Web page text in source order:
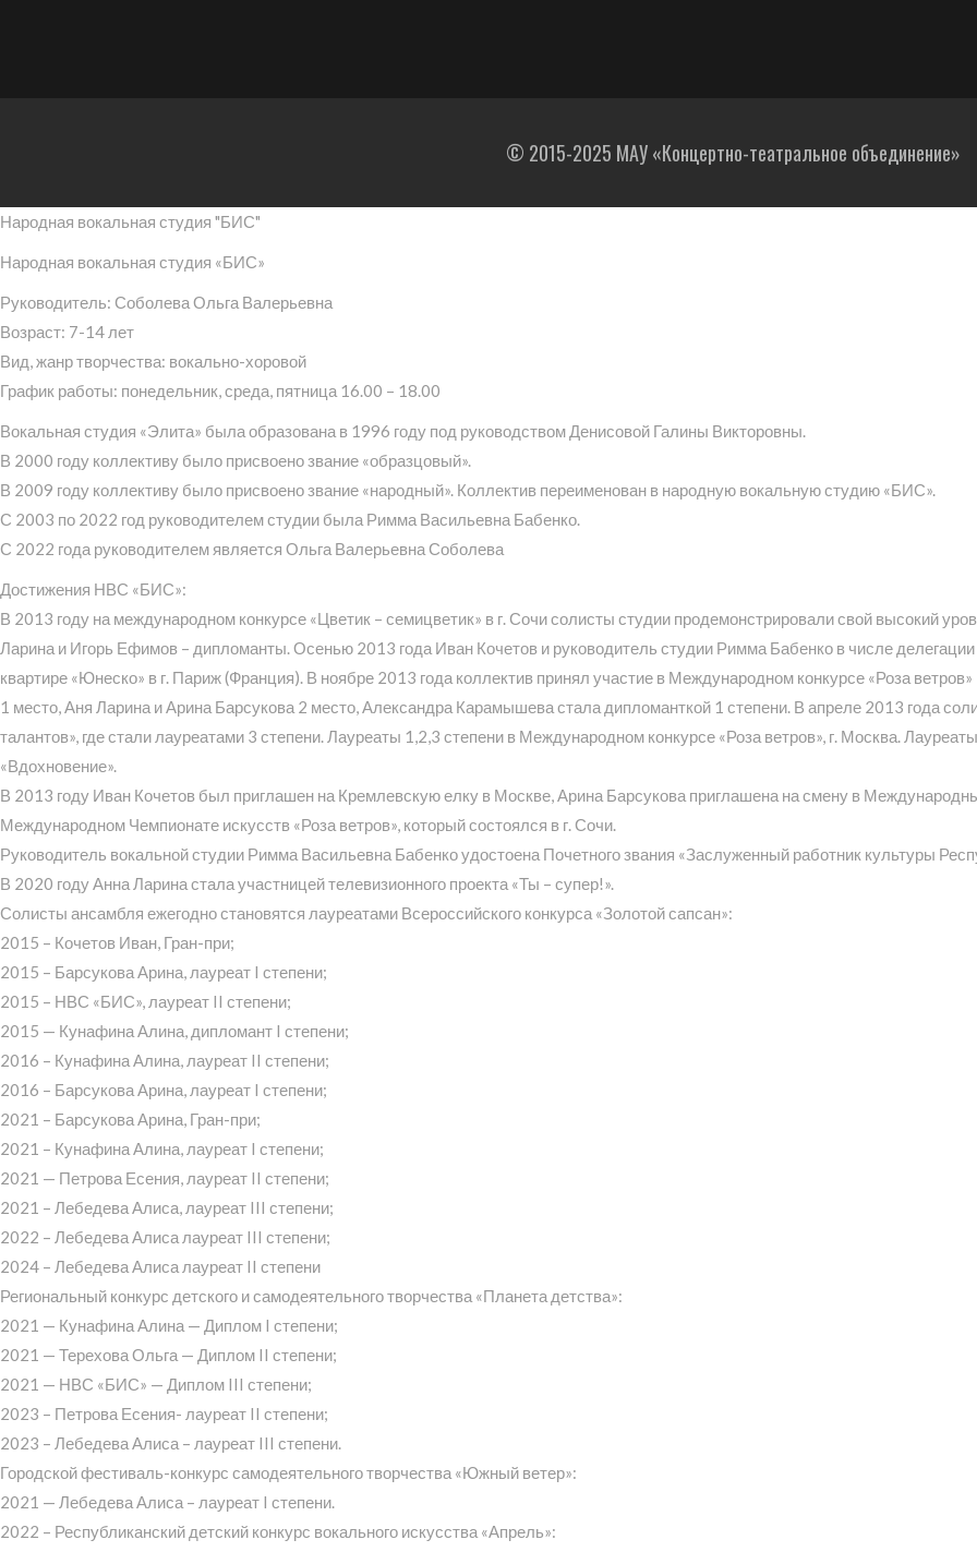
© 2015-2025 МАУ «Концертно-театральное объединение»
Народная вокальная студия "БИС"
Народная вокальная студия «БИС»
Руководитель: Соболева Ольга Валерьевна
Возраст: 7-14 лет
Вид, жанр творчества: вокально-хоровой
График работы: понедельник, среда, пятница 16.00 – 18.00
Вокальная студия «Элита» была образована в 1996 году под руководством Денисовой Галины Викторовны.
В 2000 году коллективу было присвоено звание «образцовый».
В 2009 году коллективу было присвоено звание «народный». Коллектив переименован в народную вокальную студию «БИС».
С 2003 по 2022 год руководителем студии была Римма Васильевна Бабенко.
С 2022 года руководителем является Ольга Валерьевна Соболева
Достижения НВС «БИС»:
В 2013 году на международном конкурсе «Цветик – семицветик» в г. Сочи солисты студии продемонстрировали свой высокий
Ларина и Игорь Ефимов – дипломанты. Осенью 2013 года Иван Кочетов и руководитель студии Римма Бабенко в числе
квартире «Юнеско» в г. Париж (Франция). В ноябре 2013 года коллектив принял участие в Международном конкурсе «Роза
1 место, Аня Ларина и Арина Барсукова 2 место, Александра Карамышева стала дипломанткой 1 степени. В апреле 2013 года
талантов», где стали лауреатами 3 степени. Лауреаты 1,2,3 степени в Международном конкурсе «Роза ветров», г. Москва.
«Вдохновение».
В 2013 году Иван Кочетов был приглашен на Кремлевскую елку в Москве, Арина Барсукова приглашена на смену в
Международном Чемпионате искусств «Роза ветров», который состоялся в г. Сочи.
Руководитель вокальной студии Римма Васильевна Бабенко удостоена Почетного звания «Заслуженный работник культуры
В 2020 году Анна Ларина стала участницей телевизионного проекта «Ты – супер!».
Солисты ансамбля ежегодно становятся лауреатами Всероссийского конкурса «Золотой сапсан»:
2015 – Кочетов Иван, Гран-при;
2015 – Барсукова Арина, лауреат I степени;
2015 – НВС «БИС», лауреат II степени;
2015 — Кунафина Алина, дипломант I степени;
2016 – Кунафина Алина, лауреат II степени;
2016 – Барсукова Арина, лауреат I степени;
2021 – Барсукова Арина, Гран-при;
2021 – Кунафина Алина, лауреат I степени;
2021 — Петрова Есения, лауреат II степени;
2021 – Лебедева Алиса, лауреат III степени;
2022 – Лебедева Алиса лауреат III степени;
2024 – Лебедева Алиса лауреат II степени
Региональный конкурс детского и самодеятельного творчества «Планета детства»:
2021 — Кунафина Алина — Диплом I степени;
2021 — Терехова Ольга — Диплом II степени;
2021 — НВС «БИС» — Диплом III степени;
2023 – Петрова Есения- лауреат II степени;
2023 – Лебедева Алиса – лауреат III степени.
Городской фестиваль-конкурс самодеятельного творчества «Южный ветер»:
2021 — Лебедева Алиса – лауреат I степени.
2022 – Республиканский детский конкурс вокального искусства «Апрель»: